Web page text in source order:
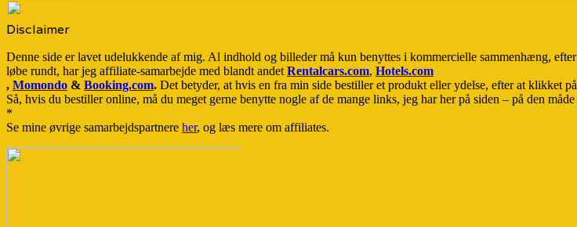
Disclaimer
Denne side er lavet udelukkende af mig. Al indhold og billeder må kun benyttes i kommercielle sammenhæng,
løbe rundt, har jeg affiliate-samarbejde med blandt andet Rentalcars.com, Hotels.com
, Momondo & Booking.com. Det betyder, at hvis en fra min side bestiller et produkt eller ydelse, efter at klikket
Så, hvis du bestiller online, må du meget gerne benytte nogle af de mange links, jeg har her på siden – på den
*
Se mine øvrige samarbejdspartnere her, og læs mere om affiliates.